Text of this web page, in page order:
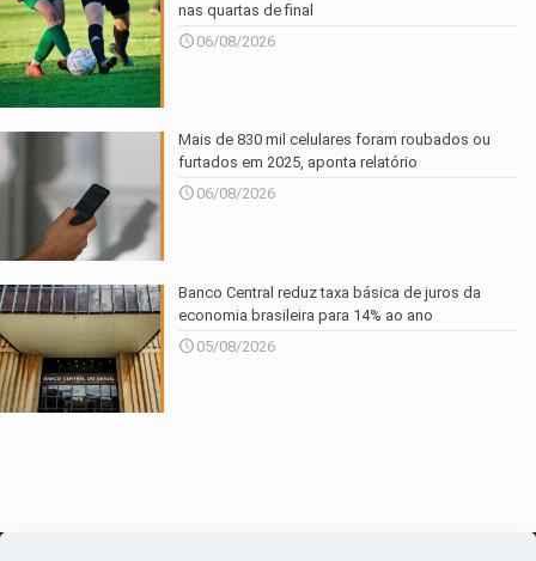
nas quartas de final
06/08/2026
Mais de 830 mil celulares foram roubados ou
furtados em 2025, aponta relatório
06/08/2026
Banco Central reduz taxa básica de juros da
economia brasileira para 14% ao ano
05/08/2026